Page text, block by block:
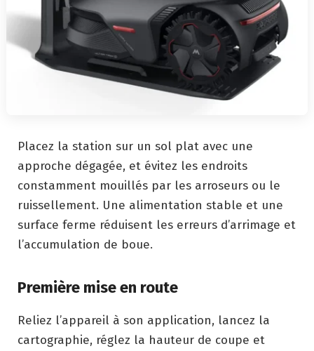
Placez la station sur un sol plat avec une
approche dégagée, et évitez les endroits
constamment mouillés par les arroseurs ou le
ruissellement. Une alimentation stable et une
surface ferme réduisent les erreurs d’arrimage et
l’accumulation de boue.
Première mise en route
Reliez l’appareil à son application, lancez la
cartographie, réglez la hauteur de coupe et